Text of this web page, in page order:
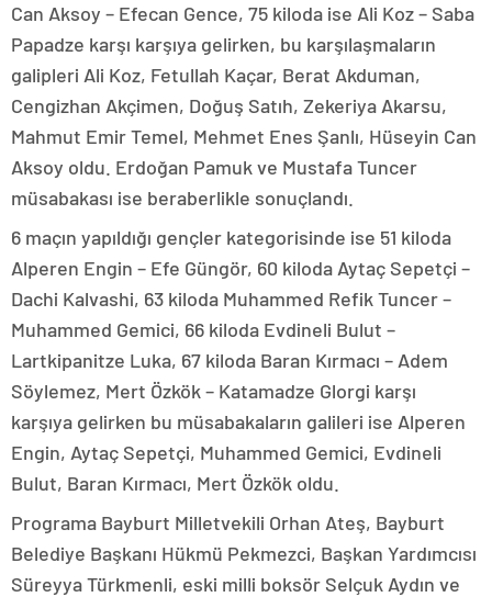
Can Aksoy – Efecan Gence, 75 kiloda ise Ali Koz – Saba
Papadze karşı karşıya gelirken, bu karşılaşmaların
galipleri Ali Koz, Fetullah Kaçar, Berat Akduman,
Cengizhan Akçimen, Doğuş Satıh, Zekeriya Akarsu,
Mahmut Emir Temel, Mehmet Enes Şanlı, Hüseyin Can
Aksoy oldu. Erdoğan Pamuk ve Mustafa Tuncer
müsabakası ise beraberlikle sonuçlandı.
6 maçın yapıldığı gençler kategorisinde ise 51 kiloda
Alperen Engin – Efe Güngör, 60 kiloda Aytaç Sepetçi –
Dachi Kalvashi, 63 kiloda Muhammed Refik Tuncer –
Muhammed Gemici, 66 kiloda Evdineli Bulut –
Lartkipanitze Luka, 67 kiloda Baran Kırmacı – Adem
Söylemez, Mert Özkök – Katamadze Glorgi karşı
karşıya gelirken bu müsabakaların galileri ise Alperen
Engin, Aytaç Sepetçi, Muhammed Gemici, Evdineli
Bulut, Baran Kırmacı, Mert Özkök oldu.
Programa Bayburt Milletvekili Orhan Ateş, Bayburt
Belediye Başkanı Hükmü Pekmezci, Başkan Yardımcısı
Süreyya Türkmenli, eski milli boksör Selçuk Aydın ve